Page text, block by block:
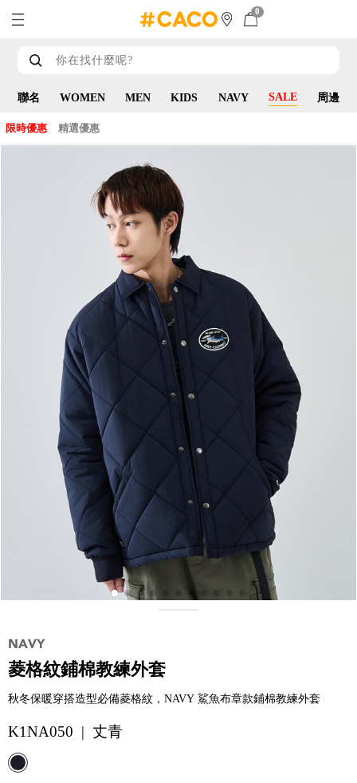
0
聯名 WOMEN MEN KIDS NAVY SALE 周邊
限時優惠 精選優惠
菱格紋鋪棉教練外套
秋冬保暖穿搭造型必備菱格紋，NAVY 鯊魚布章款鋪棉教練外套
K1NA050 | 丈青